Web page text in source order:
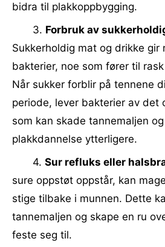
bidra til plakkoppbygging.
3. Forbruk av
Sukkerholdig mat og drikke gir
bakterier, noe som fører til
Når sukker forblir på tennene
periode, lever bakterier av det
som kan skade tannemaljen
plakkdannelse ytterligere.
4. Sur refluks eller
sure oppstøt oppstår, kan
stige tilbake i munnen. Dette
tannemaljen og skape en ru
feste seg til.